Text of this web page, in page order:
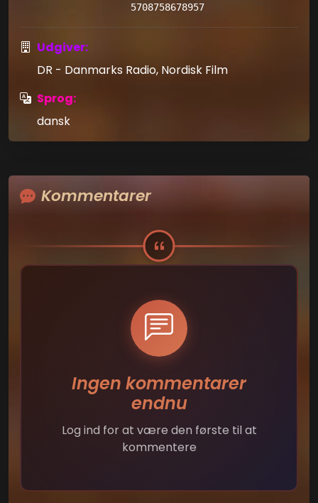
5708758678957
Udgiver:
DR - Danmarks Radio, Nordisk Film
Sprog:
dansk
Kommentarer
Ingen kommentarer
endnu
Log ind for at være den første til at
kommentere